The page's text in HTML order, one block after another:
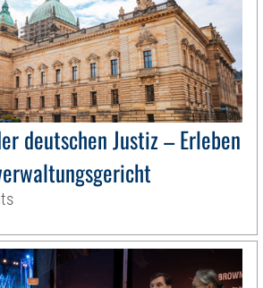
deutschen Justiz – Erleben